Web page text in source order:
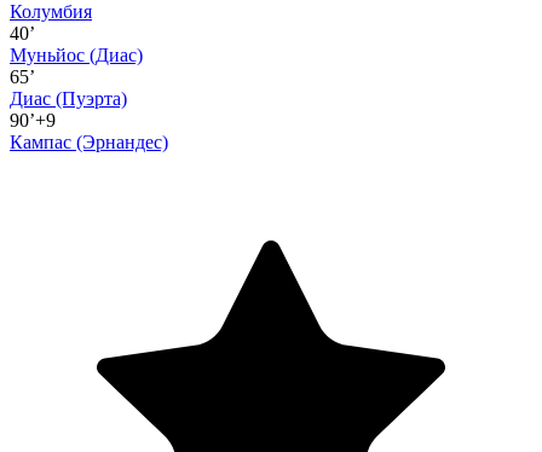
Колумбия
40’
Муньйос (Диас)
65’
Диас (Пуэрта)
90’+9
Кампас (Эрнандес)